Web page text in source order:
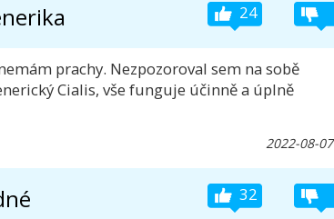
24
prachy. Nezpozoroval sem na sobě
Cialis, vše funguje účinně a úplně
2022-08-07
32